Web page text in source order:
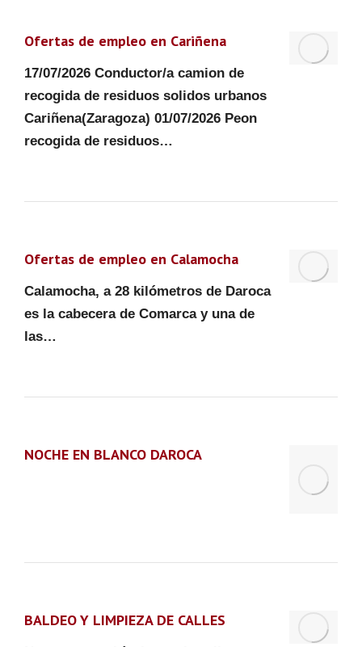
Ofertas de empleo en Cariñena
17/07/2026 Conductor/a camion de
recogida de residuos solidos urbanos
Cariñena(Zaragoza) 01/07/2026 Peon
recogida de residuos…
Ofertas de empleo en Calamocha
Calamocha, a 28 kilómetros de Daroca
es la cabecera de Comarca y una de
las…
NOCHE EN BLANCO DAROCA
BALDEO Y LIMPIEZA DE CALLES